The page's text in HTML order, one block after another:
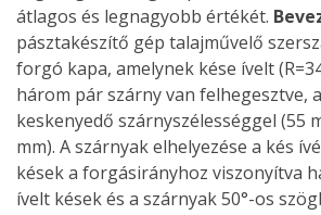
átlagos és legnagyobb értékét.
pásztakészítő gép talajművelő
forgó kapa, amelynek kése ívelt
három pár szárny van felhegesztve,
keskenyedő szárnyszélességgel (55
mm). A szárnyak elhelyezése a kés
kések a forgásirányhoz viszonyítva
ívelt kések és a szárnyak 50°-os